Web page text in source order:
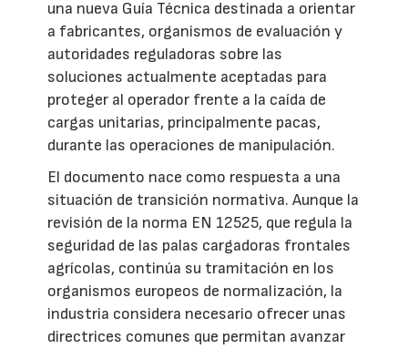
una nueva Guía Técnica destinada a orientar
a fabricantes, organismos de evaluación y
autoridades reguladoras sobre las
soluciones actualmente aceptadas para
proteger al operador frente a la caída de
cargas unitarias, principalmente pacas,
durante las operaciones de manipulación.
El documento nace como respuesta a una
situación de transición normativa. Aunque la
revisión de la norma EN 12525, que regula la
seguridad de las palas cargadoras frontales
agrícolas, continúa su tramitación en los
organismos europeos de normalización, la
industria considera necesario ofrecer unas
directrices comunes que permitan avanzar